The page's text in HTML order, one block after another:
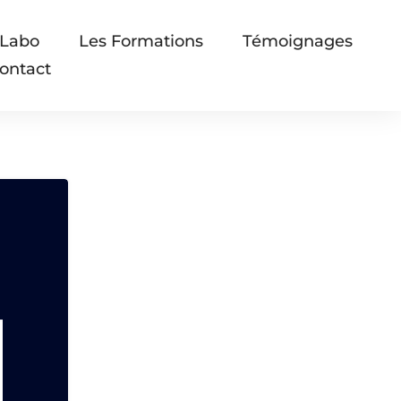
Les Formations
Témoignages